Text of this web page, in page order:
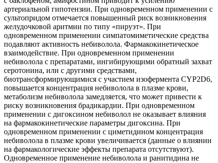
артериальной гипотензии. При одновременном применении с
сультопридом отмечается повышенный риск возникновения
желудочковой аритмии по типу «пируэт». При
одновременном применении симпатомиметические средства
подавляют активность небиволола. Фармакокинетическое
взаимодействие. При одновременном применении
небиволола с препаратами, ингибирующими обратный захват
серотонина, или с другими средствами,
биотрансформирующимися с участием изофермента CYP2D6,
повышается концентрация небиволола в плазме крови,
метаболизм небиволола замедляется, что может привести к
риску возникновения брадикардии. При одновременном
применении с дигоксином небиволол не оказывает влияния
на фармакокинетические параметры дигоксина. При
одновременном применении с циметидином концентрация
небиволола в плазме крови увеличивается (данные о влиянии
на фармакологические эффекты препарата отсутствуют).
Одновременное применение небиволола и ранитидина не